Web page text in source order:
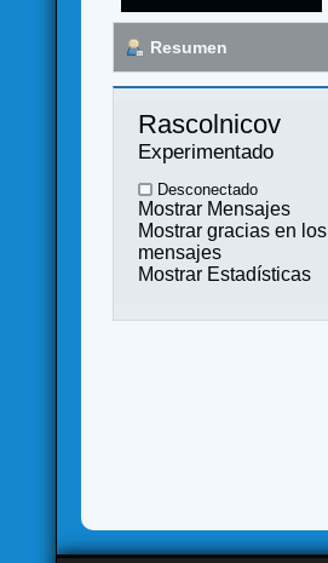
Resumen
Rascolnicov
Experimentado
Desconectado
Mostrar Mensajes
Mostrar gracias en los
mensajes
Mostrar Estadísticas